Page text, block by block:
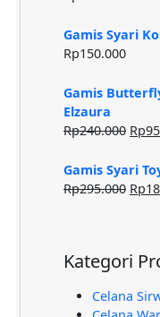
Gamis Syari
Rp150.000
Gamis
Elzaura
Rp240.000 Rp
Gamis Syari
Rp295.000 Rp
Kategori
Celana